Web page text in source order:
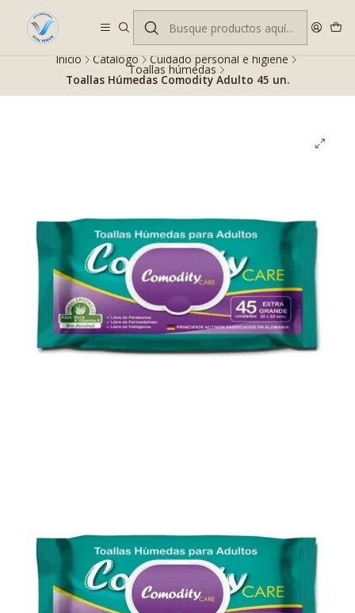
Despacho gratis en RM desde $100.000. Revisa las condiciones.
Inicio Catálogo Cuidado personal e higiene
Toallas húmedas
Toallas Húmedas Comodity Adulto 45 un.